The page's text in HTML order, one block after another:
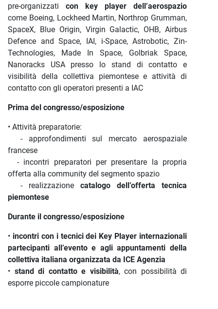
pre-organizzati con key player dell’aerospazio
come Boeing, Lockheed Martin, Northrop Grumman,
SpaceX, Blue Origin, Virgin Galactic, OHB, Airbus
Defence and Space, IAI, i-Space, Astrobotic, Zin-
Technologies, Made In Space, Golbriak Space,
Nanoracks USA presso lo stand di contatto e
visibilità della collettiva piemontese e attività di
contatto con gli operatori presenti a IAC
Prima del congresso/esposizione
• Attività preparatorie:
- approfondimenti sul mercato aerospaziale
francese
- incontri preparatori per presentare la propria
offerta alla community del segmento spazio
- realizzazione catalogo dell’offerta tecnica
piemontese
Durante il congresso/esposizione
• incontri con i tecnici dei Key Player internazionali
partecipanti all’evento e agli appuntamenti della
collettiva italiana organizzata da ICE Agenzia
• stand di contatto e visibilità, con possibilità di
esporre piccole campionature